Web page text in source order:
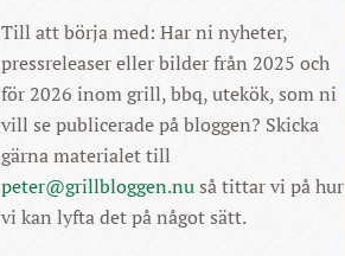
Till att börja med: Har ni nyheter,
pressreleaser eller bilder från 2025 och
för 2026 inom grill, bbq, utekök, som ni
vill se publicerade på bloggen? Skicka
gärna materialet till
peter@grillbloggen.nuså tittar vi på hur
vi kan lyfta det på något sätt.